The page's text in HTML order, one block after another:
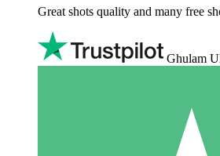
Great shots quality and many free
Ghulam